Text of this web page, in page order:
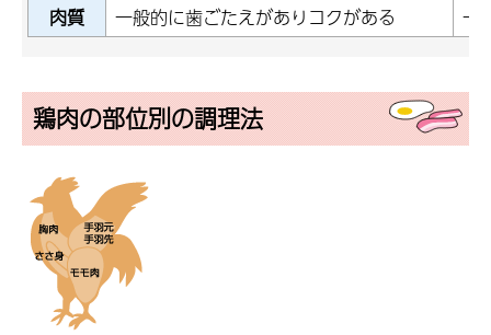
肉質
一般的に歯ごたえがありコクがある 一
鶏肉の部位別の調理法